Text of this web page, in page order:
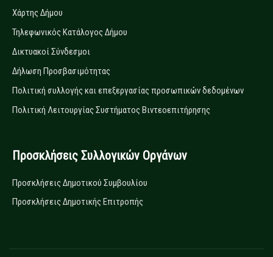
Χάρτης Δήμου
Τηλεφωνικός Κατάλογος Δήμου
Δικτυακοί Σύνδεσμοι
Δήλωση Προσβασιμότητας
Πολιτική συλλογής και επεξεργασίας προσωπικών δεδομένων
Πολιτική Λειτουργίας Συστήματος Βιντεοεπιτήρησης
Προσκλήσεις Συλλογικών Οργάνων
Προσκλήσεις Δημοτικού Συμβουλίου
Προσκλήσεις Δημοτικής Επιτροπής